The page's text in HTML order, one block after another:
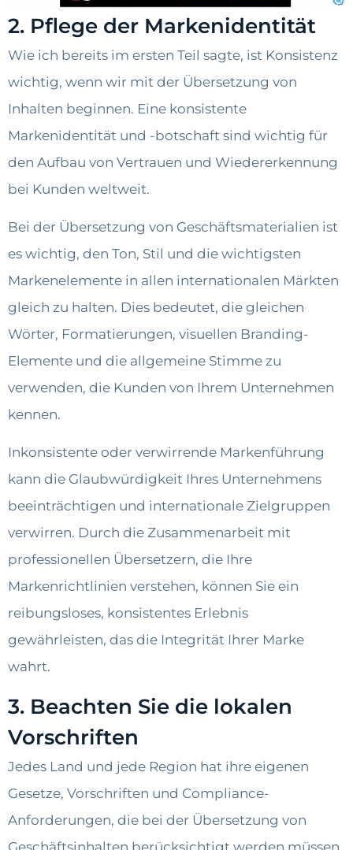
2. Pflege der Markenidentität
Wie ich bereits im ersten Teil sagte, ist Konsistenz
wichtig, wenn wir mit der Übersetzung von
Inhalten beginnen. Eine konsistente
Markenidentität und -botschaft sind wichtig für
den Aufbau von Vertrauen und Wiedererkennung
bei Kunden weltweit.
Bei der Übersetzung von Geschäftsmaterialien ist
es wichtig, den Ton, Stil und die wichtigsten
Markenelemente in allen internationalen Märkten
gleich zu halten. Dies bedeutet, die gleichen
Wörter, Formatierungen, visuellen Branding-
Elemente und die allgemeine Stimme zu
verwenden, die Kunden von Ihrem Unternehmen
kennen.
Inkonsistente oder verwirrende Markenführung
kann die Glaubwürdigkeit Ihres Unternehmens
beeinträchtigen und internationale Zielgruppen
verwirren. Durch die Zusammenarbeit mit
professionellen Übersetzern, die Ihre
Markenrichtlinien verstehen, können Sie ein
reibungsloses, konsistentes Erlebnis
gewährleisten, das die Integrität Ihrer Marke
wahrt.
3. Beachten Sie die lokalen
Vorschriften
Jedes Land und jede Region hat ihre eigenen
Gesetze, Vorschriften und Compliance-
Anforderungen, die bei der Übersetzung von
Geschäftsinhalten berücksichtigt werden müssen.